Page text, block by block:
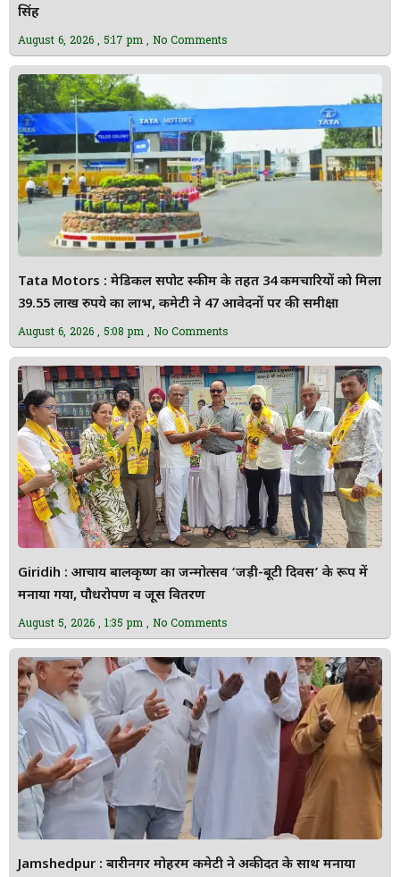
सिंह
August 6, 2026 5:17 pm No Comments
Tata Motors : मेडिकल सपोर्ट स्कीम के तहत 34 कर्मचारियों को मिला
39.55 लाख रुपये का लाभ, कमेटी ने 47 आवेदनों पर की समीक्षा
August 6, 2026 5:08 pm No Comments
Giridih : आचार्य बालकृष्ण का जन्मोत्सव ‘जड़ी-बूटी दिवस’ के रूप में
मनाया गया, पौधरोपण व जूस वितरण
August 5, 2026 1:35 pm No Comments
Jamshedpur : बारीनगर मोहर्रम कमेटी ने अकीदत के साथ मनाया